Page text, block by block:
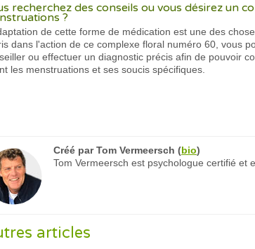
recherchez des conseils ou vous désirez un
?
de cette forme de médication est une des
dans l'action de ce complexe floral numéro 60, vous
ou effectuer un diagnostic précis afin de pouvoir
les menstruations et ses soucis spécifiques.
Créé parTom Vermeersch (bio)
Tom Vermeersch est psychologue certifié et
articles